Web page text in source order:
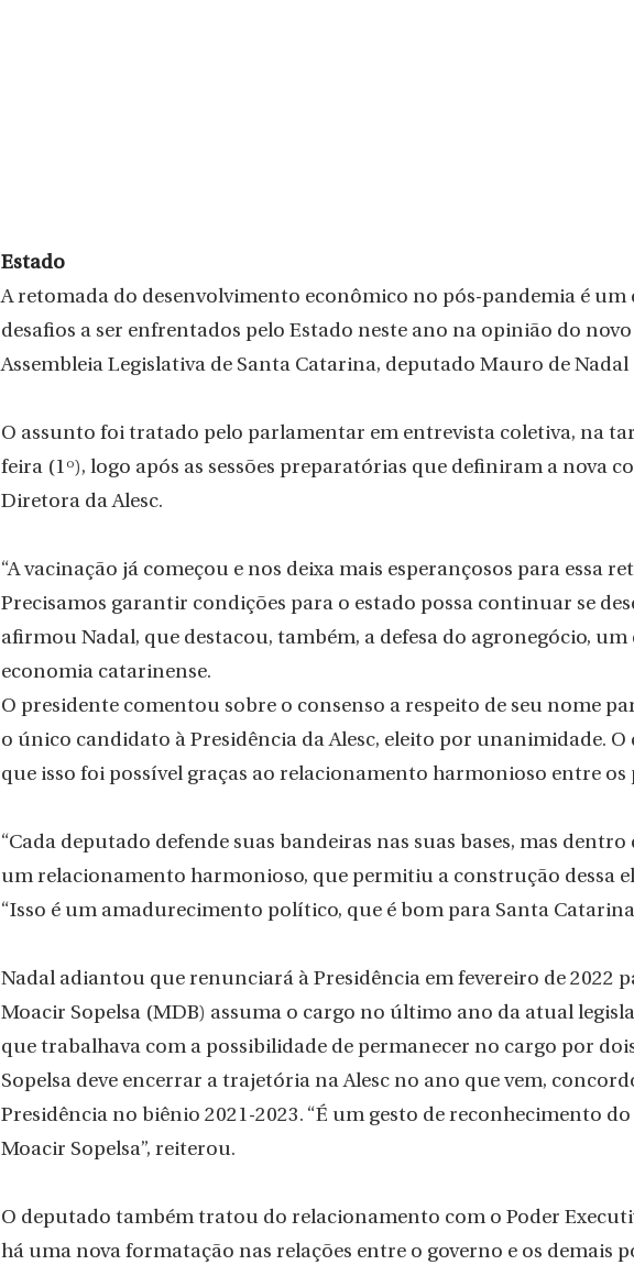
Estado
A retomada do desenvolvimento econômico no pós-pandemia é um
desafios a ser enfrentados pelo Estado neste ano na opinião do
Assembleia Legislativa de Santa Catarina, deputado Mauro de Nadal
O assunto foi tratado pelo parlamentar em entrevista coletiva, na
feira (1º), logo após as sessões preparatórias que definiram a nova
Diretora da Alesc.
“A vacinação já começou e nos deixa mais esperançosos para essa
Precisamos garantir condições para o estado possa continuar se
afirmou Nadal, que destacou, também, a defesa do agronegócio, um
economia catarinense.
O presidente comentou sobre o consenso a respeito de seu nome
o único candidato à Presidência da Alesc, eleito por unanimidade.
que isso foi possível graças ao relacionamento harmonioso entre os
“Cada deputado defende suas bandeiras nas suas bases, mas dentro
um relacionamento harmonioso, que permitiu a construção dessa
“Isso é um amadurecimento político, que é bom para Santa
Nadal adiantou que renunciará à Presidência em fevereiro de 2022
Moacir Sopelsa (MDB) assuma o cargo no último ano da atual
que trabalhava com a possibilidade de permanecer no cargo por
Sopelsa deve encerrar a trajetória na Alesc no ano que vem,
Presidência no biênio 2021-2023. “É um gesto de reconhecimento
Moacir Sopelsa”, reiterou.
O deputado também tratou do relacionamento com o Poder
há uma nova formatação nas relações entre o governo e os demais